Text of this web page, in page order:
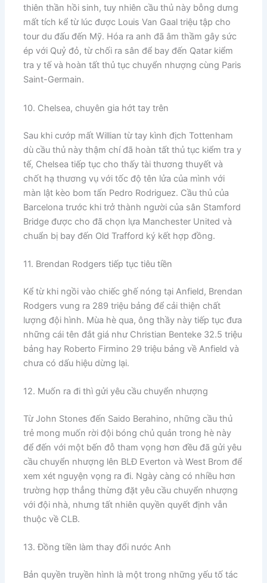
thiên thần hồi sinh, tuy nhiên cầu thủ này bỗng dưng
mất tích kể từ lúc được Louis Van Gaal triệu tập cho
tour du đấu đến Mỹ. Hóa ra anh đã âm thầm gây sức
ép với Quỷ đỏ, từ chối ra sân để bay đến Qatar kiểm
tra y tế và hoàn tất thủ tục chuyển nhượng cùng Paris
Saint-Germain.
10. Chelsea, chuyên gia hớt tay trên
​Sau khi cướp mất Willian từ tay kình địch Tottenham
dù cầu thủ này thậm chí đã hoàn tất thủ tục kiểm tra y
tế, Chelsea tiếp tục cho thấy tài thương thuyết và
chốt hạ thương vụ với tốc độ tên lửa của mình với
màn lật kèo bom tấn Pedro Rodriguez. Cầu thủ của
Barcelona trước khi trở thành người của sân Stamford
Bridge được cho đã chọn lựa Manchester United và
chuẩn bị bay đến Old Trafford ký kết hợp đồng.
11. Brendan Rodgers tiếp tục tiêu tiền
​Kể từ khi ngồi vào chiếc ghế nóng tại Anfield, Brendan
Rodgers vung ra 289 triệu bảng để cải thiện chất
lượng đội hình. Mùa hè qua, ông thầy này tiếp tục đưa
những cái tên đắt giá như Christian Benteke 32.5 triệu
bảng hay Roberto Firmino 29 triệu bảng về Anfield và
chưa có dấu hiệu dừng lại.
12. Muốn ra đi thì gửi yêu cầu chuyển nhượng
Từ John Stones đến Saido Berahino, những cầu thủ
trẻ mong muốn rời đội bóng chủ quản trong hè này
để đến với một bến đỗ tham vọng hơn​ đều đã gửi yêu
cầu chuyển nhượng lên BLĐ Everton và West Brom để
xem xét nguyện vọng ra đi. Ngày càng có nhiều hơn
trường hợp thẳng thừng đặt yêu cầu chuyển nhượng
với đội nhà, nhưng tất nhiên quyền quyết định vẫn
thuộc về CLB.
13. Đồng tiền làm thay đổi nước Anh
​Bản quyền truyền hình là một trong những yếu tố tác